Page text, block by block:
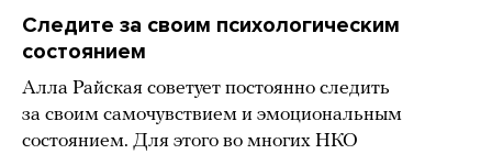
Следите за своим психологическим
состоянием
Алла Райская советует постоянно следить
за своим самочувствием и эмоциональным
состоянием. Для этого во многих НКО